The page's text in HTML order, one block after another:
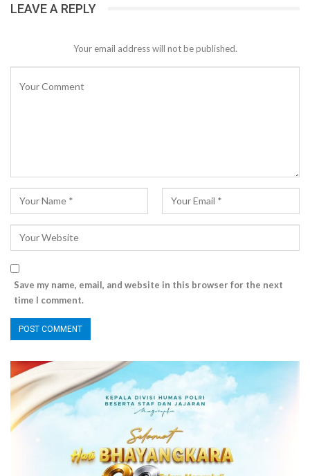
LEAVE A REPLY
Your email address will not be published.
Save my name, email, and website in this browser for the next
time I comment.